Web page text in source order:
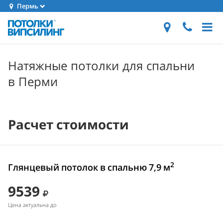
Пермь
Натяжные потолки для спальни
в Перми
Расчет стоимости
Глянцевый потолок в спальню 7,9 м2
9539
Цена актуальна до